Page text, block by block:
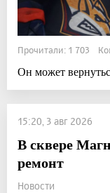
Прочитали: 1 703
Он может
15:20, 3 авг 2026
В сквере
ремонт
Новости